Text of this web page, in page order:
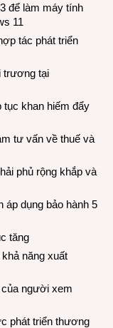
để làm máy tính
11
tác phát triển
trương tại
khan hiếm đẩy
tư vấn về thuế và
phủ rộng khắp và
áp dụng bảo hành 5
tăng
năng xuất
người xem
phát triển thương